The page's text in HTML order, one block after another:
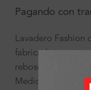
Pagando con
Lavadero Fashion
fabricado en
rebose,
Medidas